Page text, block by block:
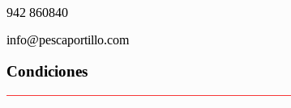
942 860840
info@pescaportillo.com
Condiciones